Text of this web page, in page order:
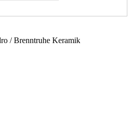
/ Brenntruhe Keramik